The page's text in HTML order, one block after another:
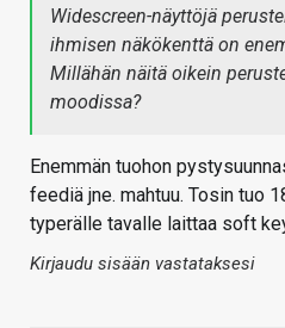
Widescreen-näyttöjä
ihmisen näkökenttä on
Millähän näitä oikein
moodissa?
Enemmän tuohon
feediä jne. mahtuu. Tosin tuo
typerälle tavalle laittaa soft
Kirjaudu sisään vastataksesi